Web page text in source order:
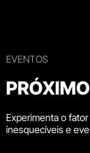
EVENTOS
Experimenta o
inesquecíveis e